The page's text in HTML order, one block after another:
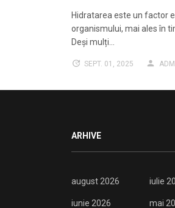
Hidratarea este un factor
organismului, mai ales în
Deși mulți…
SEPT. 01, 2025
ARHIVE
august 2026 iulie
iunie 2026 mai